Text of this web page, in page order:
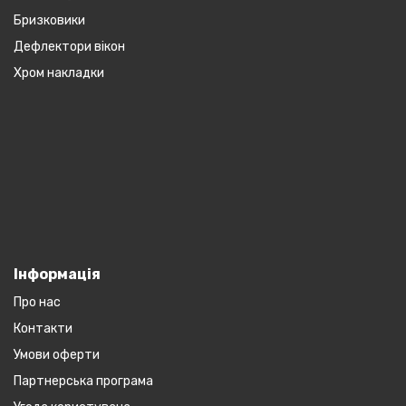
Бризковики
Дефлектори вікон
Хром накладки
Інформація
Про нас
Контакти
Умови оферти
Партнерська програма